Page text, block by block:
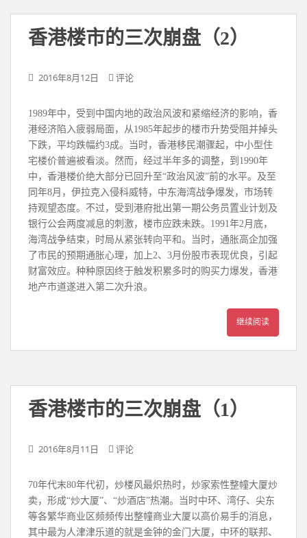
香港楼市的三次崩盘（2）
2016年8月12日 评论
1989年中，受到中国内地的政治风波和紧缩经济的影响，香
港经济陷入疲弱局面，从1985年起步的楼市升势受阻并掉头
下跌，平均跌幅约3成。当时，香港移民潮骤起，中小型住
宅楼价普遍被看淡。然而，经过半年多的调整，到1990年
中，香港楼价绝大部分已回升至“政治风波”前的水平。及至
同年8月，伊拉克入侵科威特，中东海湾战争爆发，市场转
持观望态度。不过，受到港府批出第一期公务员置业计划及
银行公会两度减息的刺激，楼市应跌未跌。1991年2月底，
海湾战争结束，时局从紧张转向平和。当时，通胀高企加强
了市民的预期通胀心理，加上2、3月份股市表现优良，引起
财富效应。种种原因终于触发积累多时的购买力爆发，香港
地产市道遂进入第二次升浪。
继续阅读
香港楼市的三次崩盘（1）
2016年8月11日 评论
70年代末80年代初，炒楼风最炽热时，炒家索性整幢大厦炒
卖，形成“炒大厦”、“炒酒店”热潮。当时中环、湾仔、尖东
等各繁华商业区频频传出整幢商业大厦以高价易手的消息，
其中最为人津津乐道的就是金钟的金门大厦，中环的联邦、